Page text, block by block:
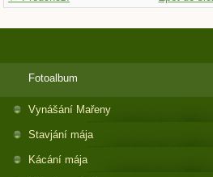
Fotoalbum
Vynášání Mařeny
Stavjání mája
Kácání mája